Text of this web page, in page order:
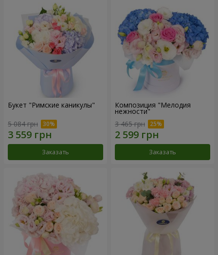
Букет "Римские каникулы"
5 084 грн
Заказать
Композиция "Мелодия
нежности"
3 465 грн
Заказать